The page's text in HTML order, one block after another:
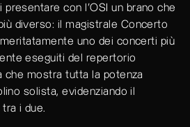
con l’OSI un brano che
diverso: il magistrale Concerto
uno dei concerti più
eseguiti del repertorio
che mostra tutta la potenza
solista, evidenziando il
i due.